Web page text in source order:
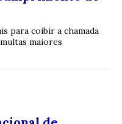
para coibir a chamada
maiores